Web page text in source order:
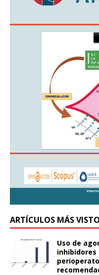
ARTÍCULOS MÁS
Uso de
inhibidores